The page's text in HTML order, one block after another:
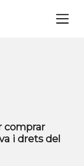
×
comprar
i drets del